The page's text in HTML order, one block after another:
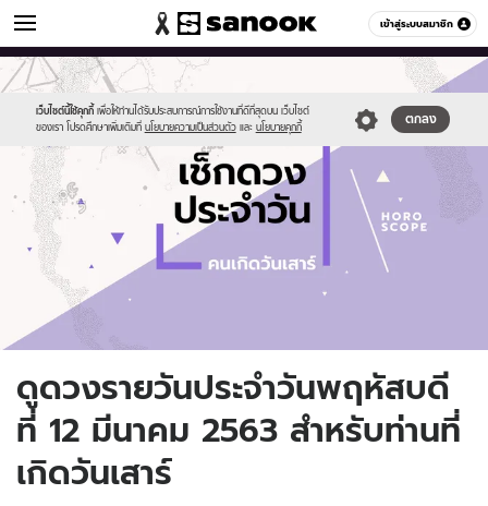
เข้าสู่ระบบสมาชิก
ดูดวง หมวดอื่นๆ
เว็บไซต์นี้ใช้คุกกี้ เพื่อให้ท่านได้รับประสบการณ์การใช้งานที่ดีที่สุดบน เว็บไซต์
ของเรา โปรดศึกษาเพิ่มเติมที่ นโยบายความเป็นส่วนตัว และ นโยบายคุกกี้
ตกลง
Sanook
//s.isanook.com/sr/0/images/logo-
new-
sanook.png
600
60
//s.isanook.com/ho/0/ud/fxd/day/daily-
horoscope-
saturday.jpg
ดูดวงรายวันประจำวันพฤหัสบดี
ที่ 12 มีนาคม 2563 สำหรับท่านที่
เกิดวันเสาร์